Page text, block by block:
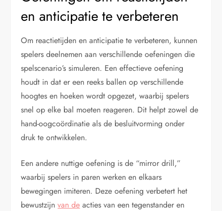
en anticipatie te verbeteren
Om reactietijden en anticipatie te verbeteren, kunnen
spelers deelnemen aan verschillende oefeningen die
spelscenario’s simuleren. Een effectieve oefening
houdt in dat er een reeks ballen op verschillende
hoogtes en hoeken wordt opgezet, waarbij spelers
snel op elke bal moeten reageren. Dit helpt zowel de
hand-oogcoördinatie als de besluitvorming onder
druk te ontwikkelen.
Een andere nuttige oefening is de “mirror drill,”
waarbij spelers in paren werken en elkaars
bewegingen imiteren. Deze oefening verbetert het
bewustzijnvan de acties van een tegenstander en